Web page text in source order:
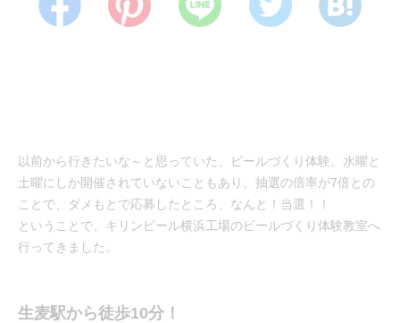
以前から行きたいな～と思っていた、ビールづくり体験。水曜と
土曜にしか開催されていないこともあり、抽選の倍率が7倍との
ことで、ダメもとで応募したところ、なんと！当選！！
ということで、キリンビール横浜工場のビールづくり体験教室へ
行ってきました。
生麦駅から徒歩10分！